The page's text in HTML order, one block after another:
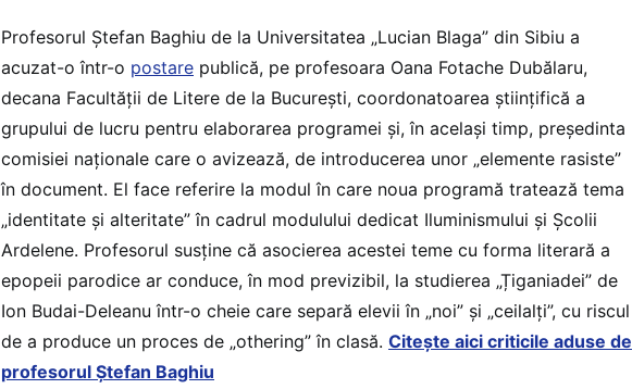
Profesorul Ștefan Baghiu de la Universitatea „Lucian Blaga” din Sibiu a
acuzat-o într-o postare publică, pe profesoara Oana Fotache Dubălaru,
decana Facultății de Litere de la București, coordonatoarea științifică a
grupului de lucru pentru elaborarea programei și, în același timp, președinta
comisiei naționale care o avizează, de introducerea unor „elemente rasiste”
în document. El face referire la modul în care noua programă tratează tema
„identitate și alteritate” în cadrul modulului dedicat Iluminismului și Școlii
Ardelene. Profesorul susține că asocierea acestei teme cu forma literară a
epopeii parodice ar conduce, în mod previzibil, la studierea „Țiganiadei” de
Ion Budai-Deleanu într-o cheie care separă elevii în „noi” și „ceilalți”, cu riscul
de a produce un proces de „othering” în clasă. Citește aici criticile aduse de
profesorul Ștefan Baghiu